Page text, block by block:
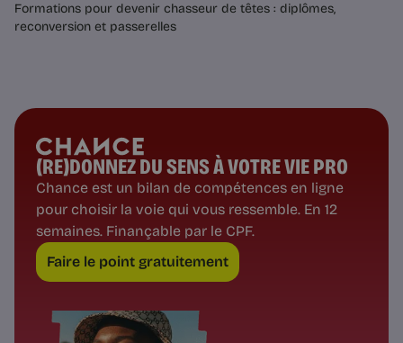
Formations pour devenir chasseur de têtes : diplômes,
reconversion et passerelles
(RE)DONNEZ DU SENS À VOTRE VIE PRO
Chance est un bilan de compétences en ligne
pour choisir la voie qui vous ressemble. En 12
semaines. Finançable par le CPF.
Faire le point gratuitement